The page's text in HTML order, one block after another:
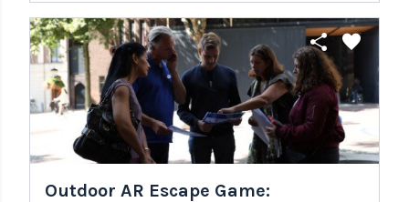
share favorite
Outdoor AR Escape Game: